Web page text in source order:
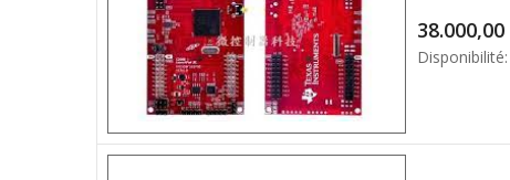
Disponibilité: